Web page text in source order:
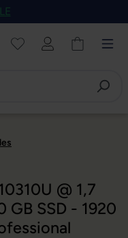
@ 1,7
GB SSD - 1920